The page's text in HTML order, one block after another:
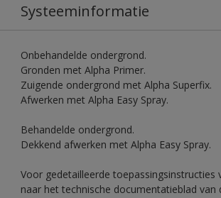
Systeeminformatie
Onbehandelde ondergrond.
Gronden met Alpha Primer.
Zuigende ondergrond met Alpha Superfix.
Afwerken met Alpha Easy Spray.
Behandelde ondergrond.
Dekkend afwerken met Alpha Easy Spray.
Voor gedetailleerde toepassingsinstructies
naar het technische documentatieblad van